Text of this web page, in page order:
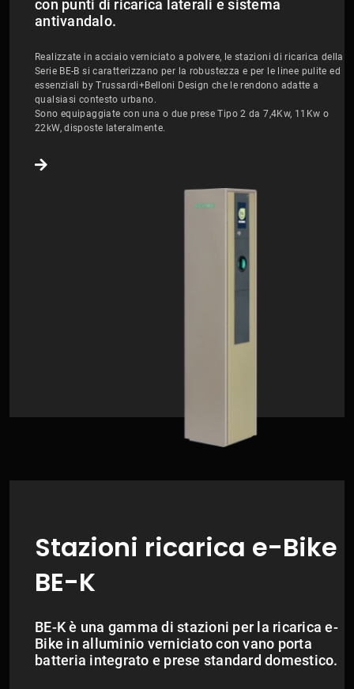
con punti di ricarica laterali e sistema
antivandalo.
Realizzate in acciaio verniciato a polvere, le stazioni di ricarica della
Serie BE-B si caratterizzano per la robustezza e per le linee pulite ed
essenziali by Trussardi+Belloni Design che le rendono adatte a
qualsiasi contesto urbano.
Sono equipaggiate con una o due prese Tipo 2 da 7,4Kw, 11Kw o
22kW, disposte lateralmente.
Stazioni ricarica e-Bike
BE-K
BE-K è una gamma di stazioni per la ricarica e-
Bike in alluminio verniciato con vano porta
batteria integrato e prese standard domestico.